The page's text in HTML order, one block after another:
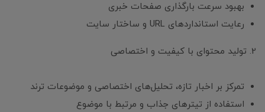
بهبود سرعت بارگذاری صفحات خبری
رعایت استانداردهای URL و ساختار سایت
2. تولید محتوای با کیفیت و اختصاصی
تمرکز بر اخبار تازه، تحلیل‌های اختصاصی و موضوعات ترند
استفاده از تیترهای جذاب و مرتبط با موضوع